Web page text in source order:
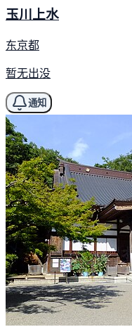
玉川上水
东京都
暂无出没
通知